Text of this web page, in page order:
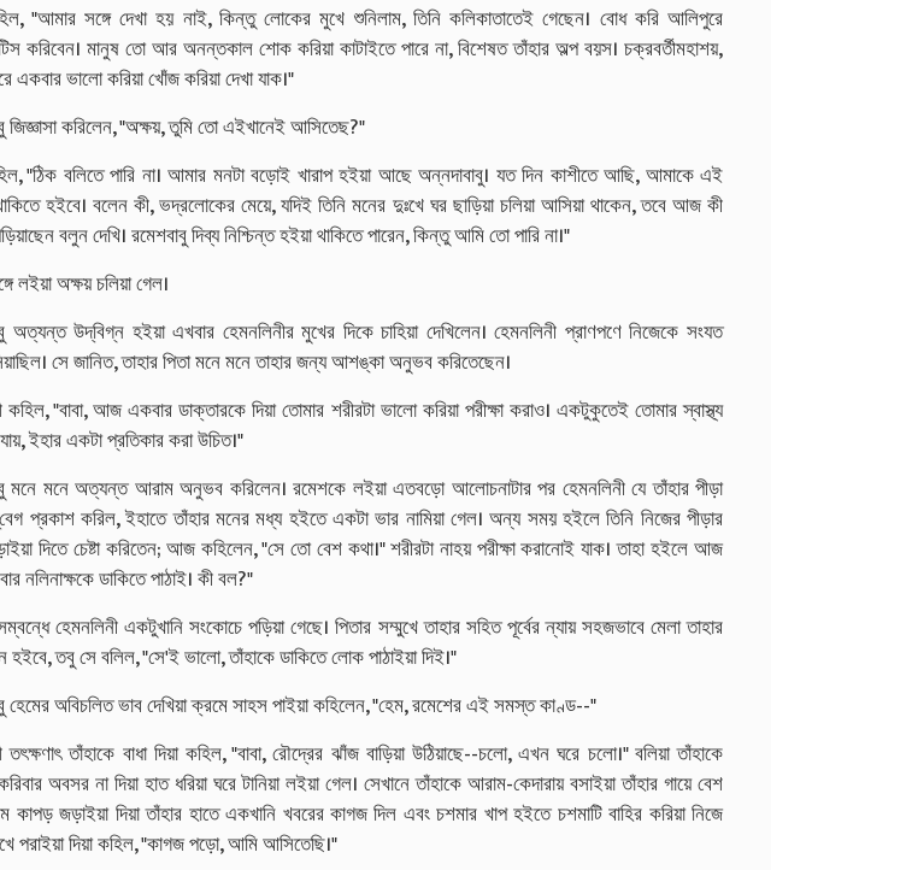
"আমার সঙ্গে দেখা হয় নাই, কিন্তু লোকের মুখে শুনিলাম, তিনি কলিকাতাতেই গেছেন। বোধ করি আলিপুরে
করিবেন। মানুষ তো আর অনন্তকাল শোক করিয়া কাটাইতে পারে না, বিশেষত তাঁহার অল্প বয়স। চক্রবর্তীমহাশয়,
একবার ভালো করিয়া খোঁজ করিয়া দেখা যাক।"
জিজ্ঞাসা করিলেন, "অক্ষয়, তুমি তো এইখানেই আসিতেছ?"
"ঠিক বলিতে পারি না। আমার মনটা বড়োই খারাপ হইয়া আছে অন্নদাবাবু। যত দিন কাশীতে আছি, আমাকে এই
হইবে। বলেন কী, ভদ্রলোকের মেয়ে, যদিই তিনি মনের দুঃখে ঘর ছাড়িয়া চলিয়া আসিয়া থাকেন, তবে আজ কী
বলুন দেখি। রমেশবাবু দিব্য নিশ্চিন্ত হইয়া থাকিতে পারেন, কিন্তু আমি তো পারি না।"
লইয়া অক্ষয় চলিয়া গেল।
অত্যন্ত উদ্‌বিগ্ন হইয়া এখবার হেমনলিনীর মুখের দিকে চাহিয়া দেখিলেন। হেমনলিনী প্রাণপণে নিজেকে সংযত
সে জানিত, তাহার পিতা মনে মনে তাহার জন্য আশঙ্কা অনুভব করিতেছেন।
কহিল, "বাবা, আজ একবার ডাক্তারকে দিয়া তোমার শরীরটা ভালো করিয়া পরীক্ষা করাও। একটুকুতেই তোমার স্বাস্থ্য
ইহার একটা প্রতিকার করা উচিত।"
মনে মনে অত্যন্ত আরাম অনুভব করিলেন। রমেশকে লইয়া এতবড়ো আলোচনাটার পর হেমনলিনী যে তাঁহার পীড়া
প্রকাশ করিল, ইহাতে তাঁহার মনের মধ্য হইতে একটা ভার নামিয়া গেল। অন্য সময় হইলে তিনি নিজের পীড়ার
দিতে চেষ্টা করিতেন; আজ কহিলেন, "সে তো বেশ কথা।" শরীরটা নাহয় পরীক্ষা করানোই যাক। তাহা হইলে আজ
নলিনাক্ষকে ডাকিতে পাঠাই। কী বল?"
হেমনলিনী একটুখানি সংকোচে পড়িয়া গেছে। পিতার সম্মুখে তাহার সহিত পূর্বের ন্যায় সহজভাবে মেলা তাহার
হইবে, তবু সে বলিল, "সে'ই ভালো, তাঁহাকে ডাকিতে লোক পাঠাইয়া দিই।"
হেমের অবিচলিত ভাব দেখিয়া ক্রমে সাহস পাইয়া কহিলেন, "হেম, রমেশের এই সমস্ত কাণ্ড--"
তৎক্ষণাৎ তাঁহাকে বাধা দিয়া কহিল, "বাবা, রৌদ্রের ঝাঁজ বাড়িয়া উঠিয়াছে--চলো, এখন ঘরে চলো।" বলিয়া তাঁহাকে
অবসর না দিয়া হাত ধরিয়া ঘরে টানিয়া লইয়া গেল। সেখানে তাঁহাকে আরাম-কেদারায় বসাইয়া তাঁহার গায়ে বেশ
কাপড় জড়াইয়া দিয়া তাঁহার হাতে একখানি খবরের কাগজ দিল এবং চশমার খাপ হইতে চশমাটি বাহির করিয়া নিজে
পরাইয়া দিয়া কহিল, "কাগজ পড়ো, আমি আসিতেছি।"